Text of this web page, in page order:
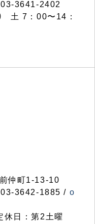
3641-2402
土 7：00〜14：
仲町1-13-10
3642-1885 / o
日：第2土曜